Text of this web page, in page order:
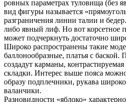
ровных параметрах туловища (без
вид фигуры называется
разграничения линии талии и
либо явный лиф. Но вот корсетное
может подчеркнуть достаточно
Широко распространены такие
баллонообразные, платья с
создадут карманы,
складки. Интерес выше пояса
образу подплечники, рукава
валанчики.
Разновидности «яблоко»